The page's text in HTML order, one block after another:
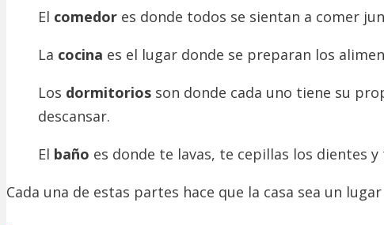
El comedor es donde todos se sientan a comer
La cocina es el lugar donde se preparan los
Los dormitorios son donde cada uno tiene su
descansar.
El baño es donde te lavas, te cepillas los dientes y
Cada una de estas partes hace que la casa sea un